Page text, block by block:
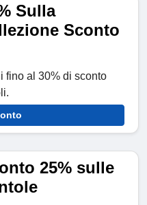
Sulla
Sconto
fino al 30% di sconto
25% sulle